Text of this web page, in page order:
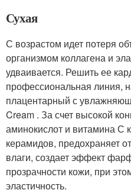
Сухая
С возрастом идет потеря
организмом коллагена и
удваивается. Решить ее
профессиональная линия,
плацентарный с
Cream . За счет высокой
аминокислот и витамина С
керамидов, предохраняет
влаги, создает эффект
прозрачности кожи, при
эластичность.